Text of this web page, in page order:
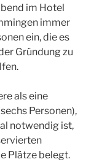
im Hotel
immer
ein, die es
Gründung zu
als eine
Personen),
notwendig ist,
Plätze belegt.